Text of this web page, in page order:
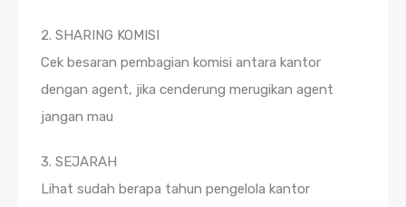
2. SHARING KOMISI
Cek besaran pembagian komisi antara kantor
dengan agent, jika cenderung merugikan agent
jangan mau
3. SEJARAH
Lihat sudah berapa tahun pengelola kantor